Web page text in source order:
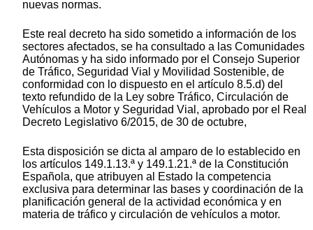
nuevas normas.
Este real decreto ha sido sometido a información de los
sectores afectados, se ha consultado a las Comunidades
Autónomas y ha sido informado por el Consejo Superior
de Tráfico, Seguridad Vial y Movilidad Sostenible, de
conformidad con lo dispuesto en el artículo 8.5.d) del
texto refundido de la Ley sobre Tráfico, Circulación de
Vehículos a Motor y Seguridad Vial, aprobado por el Real
Decreto Legislativo 6/2015, de 30 de octubre,
Esta disposición se dicta al amparo de lo establecido en
los artículos 149.1.13.ª y 149.1.21.ª de la Constitución
Española, que atribuyen al Estado la competencia
exclusiva para determinar las bases y coordinación de la
planificación general de la actividad económica y en
materia de tráfico y circulación de vehículos a motor.